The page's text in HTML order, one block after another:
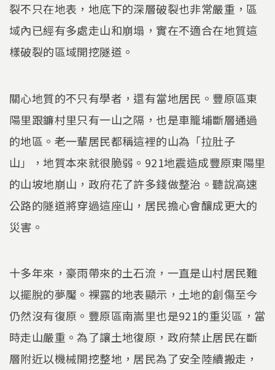
裂不只在地表，地底下的深層破裂也非常嚴重，區
域內已經有多處走山和崩塌，實在不適合在地質這
樣破裂的區域開挖隧道。
關心地質的不只有學者，還有當地居民。豐原區東
陽里跟鐮村里只有一山之隔，也是車籠埔斷層通過
的地區。老一輩居民都稱這裡的山為「拉肚子
山」，地質本來就很脆弱。921地震造成豐原東陽里
的山坡地崩山，政府花了許多錢做整治。聽說高速
公路的隧道將穿過這座山，居民擔心會釀成更大的
災害。
十多年來，豪雨帶來的土石流，一直是山村居民難
以擺脫的夢魘。裸露的地表顯示，土地的創傷至今
仍然沒有復原。豐原區南嵩里也是921的重災區，當
時走山嚴重。為了讓土地復原，政府禁止居民在斷
層附近以機械開挖整地，居民為了安全陸續搬走，